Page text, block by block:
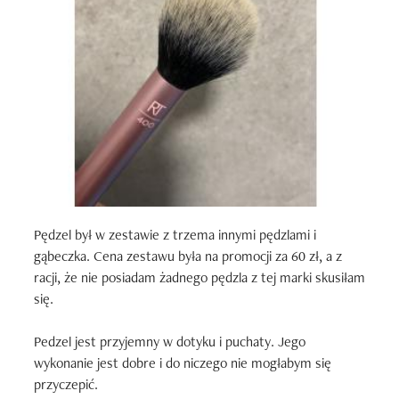
Pędzel był w zestawie z trzema innymi pędzlami i
gąbeczka. Cena zestawu była na promocji za 60 zł, a z
racji, że nie posiadam żadnego pędzla z tej marki skusiłam
się.
Pedzel jest przyjemny w dotyku i puchaty. Jego
wykonanie jest dobre i do niczego nie mogłabym się
przyczepić.